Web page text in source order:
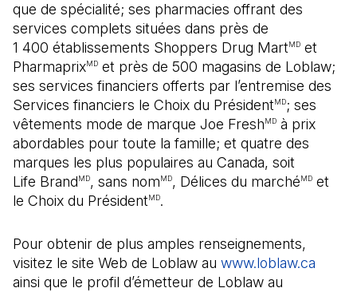
que de spécialité; ses pharmacies offrant des
services complets situées dans près de
1 400 établissements Shoppers Drug MartMD et
PharmaprixMD et près de 500 magasins de Loblaw;
ses services financiers offerts par l’entremise des
Services financiers le Choix du PrésidentMD; ses
vêtements mode de marque Joe FreshMD à prix
abordables pour toute la famille; et quatre des
marques les plus populaires au Canada, soit
Life BrandMD, sans nomMD, Délices du marchéMD et
le Choix du PrésidentMD.
Pour obtenir de plus amples renseignements,
visitez le site Web de Loblaw au www.loblaw.ca
ainsi que le profil d’émetteur de Loblaw au